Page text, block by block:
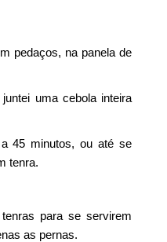
pedaços, na panela de
uma cebola inteira
45 minutos, ou até se
tenra.
para se servirem
as pernas.